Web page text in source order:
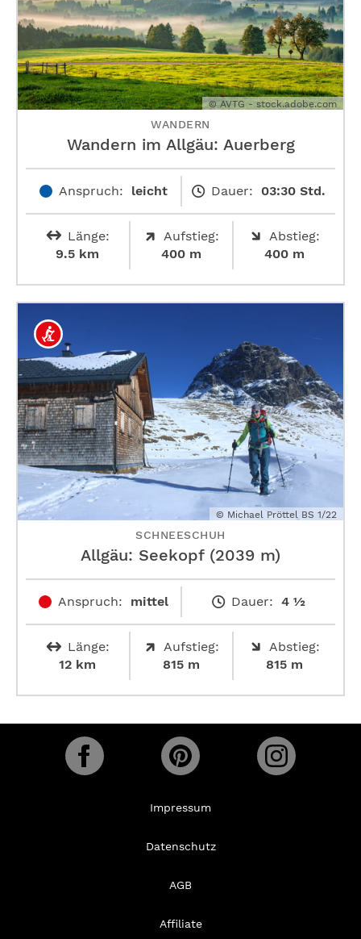
© AVTG - stock.adobe.com
WANDERN
Wandern im Allgäu: Auerberg
Anspruch: leicht Dauer: 03:30 Std.
Länge:
9.5 km
Aufstieg:
400 m
Abstieg:
400 m
© Michael Pröttel BS 1/22
SCHNEESCHUH
Allgäu: Seekopf (2039 m)
Anspruch: mittel Dauer: 4 ½
Länge:
12 km
Aufstieg:
815 m
Abstieg:
815 m
Impressum
Datenschutz
AGB
Affiliate